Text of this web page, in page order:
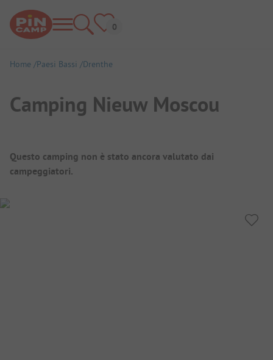
Home Paesi Bassi Drenthe
Camping Nieuw Moscou
Panoramica del campeggio
Questo camping non è stato ancora valutato dai
campeggiatori.